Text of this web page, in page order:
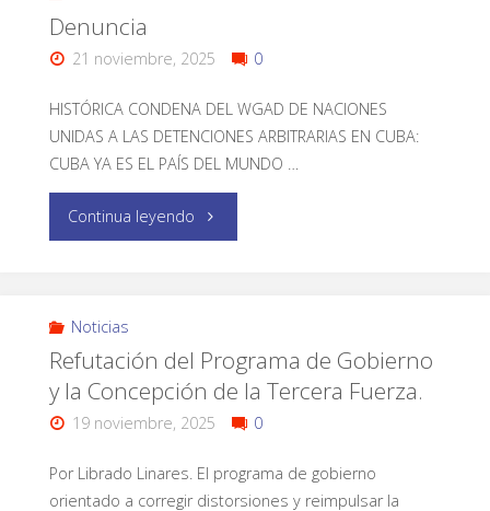
Denuncia
21 noviembre, 2025 0
HISTÓRICA CONDENA DEL WGAD DE NACIONES
UNIDAS A LAS DETENCIONES ARBITRARIAS EN CUBA:
CUBA YA ES EL PAÍS DEL MUNDO …
Continua leyendo
Noticias
Refutación del Programa de Gobierno
y la Concepción de la Tercera Fuerza.
19 noviembre, 2025 0
Por Librado Linares. El programa de gobierno
orientado a corregir distorsiones y reimpulsar la